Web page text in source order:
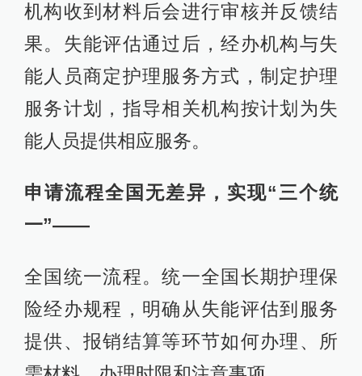
机构收到材料后会进行审核并反馈结
果。失能评估通过后，经办机构与失
能人员商定护理服务方式，制定护理
服务计划，指导相关机构按计划为失
能人员提供相应服务。
申请流程全国无差异，实现“三个统
一”——
全国统一流程。统一全国长期护理保
险经办规程，明确从失能评估到服务
提供、报销结算等环节如何办理、所